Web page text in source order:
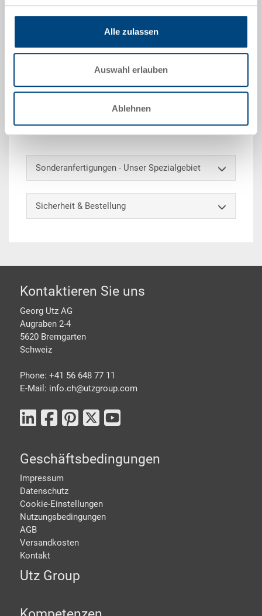
Alle zulassen
Auswahl erlauben
Ablehnen
Technische Daten
Behälter und dank verschiedenen Bodenvarianten, auf
allen gängigen Lager- und Fördersystemen einsetzbar.
sich der Behälter für das automatische Handling.
Zusätzliche Infos: offene Gabelnute, horizontale
Seiten, 50 mm Greiferecken
Sonderanfertigungen - Unser Spezialgebiet
Sicherheit & Bestellung
Footer
Kontaktieren Sie uns
Georg Utz AG
Augraben 2-4
5620 Bremgarten
Schweiz
Phone: +41 56 648 77 11
E-Mail: info.ch@utzgroup.com
Geschäftsbedingungen
Impressum
Datenschutz
Cookie-Einstellungen
Nutzungsbedingungen
AGB
Versandkosten
Kontakt
Utz Group